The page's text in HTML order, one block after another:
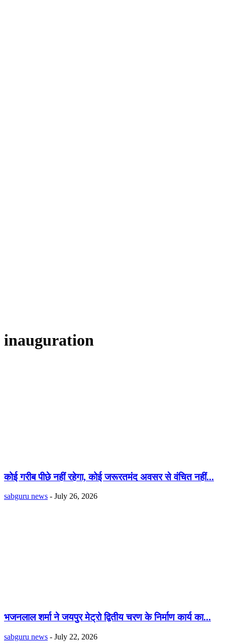
inauguration
कोई गरीब पीछे नहीं रहेगा, कोई जरूरतमंद अवसर से वंचित नहीं...
sabguru news - July 26, 2026
भजनलाल शर्मा ने जयपुर मेट्रो द्वितीय चरण के निर्माण कार्य का...
sabguru news - July 22, 2026